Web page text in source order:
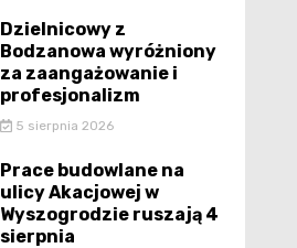
Dzielnicowy z
Bodzanowa wyróżniony
za zaangażowanie i
profesjonalizm
5 sierpnia 2026
Prace budowlane na
ulicy Akacjowej w
Wyszogrodzie ruszają 4
sierpnia